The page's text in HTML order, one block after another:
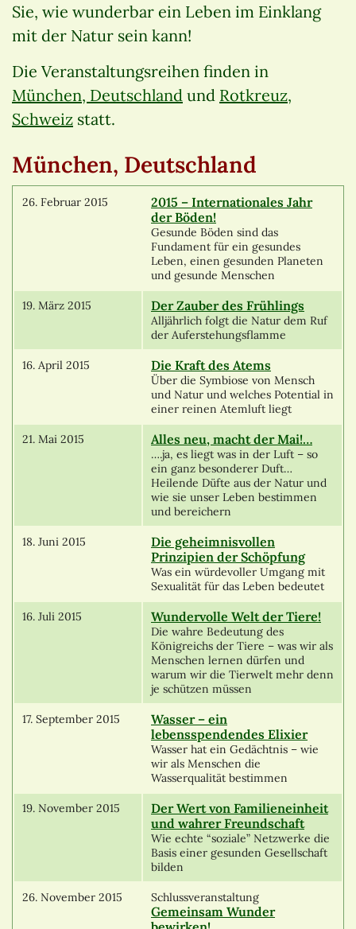
Sie, wie wunderbar ein Leben im Einklang
mit der Natur sein kann!
Die Veranstaltungsreihen finden in
München, Deutschland und Rotkreuz,
Schweiz statt.
München, Deutschland
26. Februar 2015
2015 – Internationales Jahr
der Böden!
Gesunde Böden sind das
Fundament für ein gesundes
Leben, einen gesunden Planeten
und gesunde Menschen
19. März 2015 Der Zauber des Frühlings
Alljährlich folgt die Natur dem Ruf
der Auferstehungsflamme
16. April 2015 Die Kraft des Atems
Über die Symbiose von Mensch
und Natur und welches Potential in
einer reinen Atemluft liegt
21. Mai 2015 Alles neu, macht der Mai!…
….ja, es liegt was in der Luft – so
ein ganz besonderer Duft…
Heilende Düfte aus der Natur und
wie sie unser Leben bestimmen
und bereichern
18. Juni 2015
Die geheimnisvollen
Prinzipien der Schöpfung
Was ein würdevoller Umgang mit
Sexualität für das Leben bedeutet
16. Juli 2015 Wundervolle Welt der Tiere!
Die wahre Bedeutung des
Königreichs der Tiere – was wir als
Menschen lernen dürfen und
warum wir die Tierwelt mehr denn
je schützen müssen
17. September 2015
Wasser – ein
lebensspendendes Elixier
Wasser hat ein Gedächtnis – wie
wir als Menschen die
Wasserqualität bestimmen
19. November 2015
Der Wert von Familieneinheit
und wahrer Freundschaft
Wie echte “soziale” Netzwerke die
Basis einer gesunden Gesellschaft
bilden
26. November 2015 Schlussveranstaltung
Gemeinsam Wunder